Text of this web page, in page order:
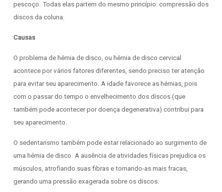
pescoço. Todas elas partem do mesmo princípio: compressão dos
discos da coluna.
Causas
O problema de hérnia de disco, ou hérnia de disco cervical
acontece por vários fatores diferentes, sendo preciso ter atenção
para evitar seu aparecimento. A idade favorece as hérnias, pois
com o passar do tempo o envelhecimento dos discos (que
também pode acontecer por doença degenerativa) contribui para
seu aparecimento.
O sedentarismo também pode estar relacionado ao surgimento de
uma hérnia de disco. A ausência de atividades físicas prejudica os
músculos, atrofiando suas fibras e tornando-as mais fracas,
gerando uma pressão exagerada sobre os discos.